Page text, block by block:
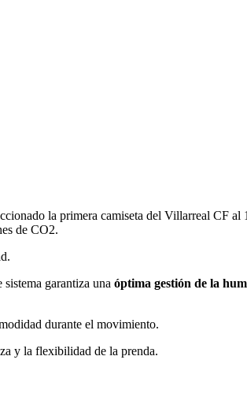
la primera camiseta del Villarreal CF
de CO2.
garantiza una óptima gestión de la
durante el movimiento.
y la flexibilidad de la prenda.